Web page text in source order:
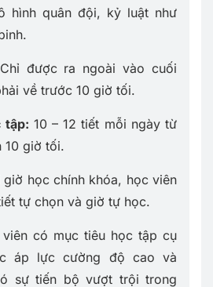
hình quân đội, kỷ luật như
Chỉ được ra ngoài vào cuối
về trước 10 giờ tối.
tập: 10 – 12 tiết mỗi ngày từ
10 giờ tối.
giờ học chính khóa, học viên
tự chọn và giờ tự học.
viên có mục tiêu học tập cụ
áp lực cường độ cao và
sự tiến bộ vượt trội trong